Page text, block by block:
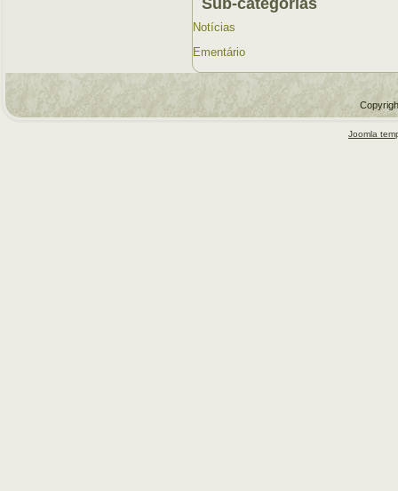
Sub-categorias
Notícias
Ementário
Joomla